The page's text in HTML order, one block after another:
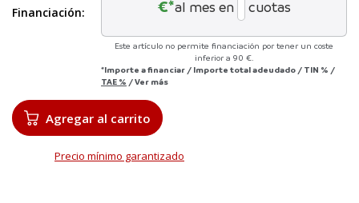
Financiación: €*al mes en cuotas
Este artículo no permite financiación por tener un coste
inferior a 90 €.
*Importe a financiar / Importe total adeudado / TIN % /
TAE % /Ver más
Agregar al carrito
Precio mínimo garantizado